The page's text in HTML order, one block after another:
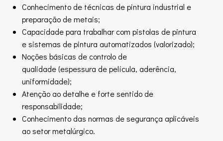
Conhecimento de técnicas de pintura industrial e
preparação de metais;
Capacidade para trabalhar com pistolas de pintura
e sistemas de pintura automatizados (valorizado);
Noções básicas de controlo de
qualidade (espessura de película, aderência,
uniformidade);
Atenção ao detalhe e forte sentido de
responsabilidade;
Conhecimento das normas de segurança aplicáveis
ao setor metalúrgico.